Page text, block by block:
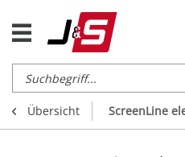
Übersicht ScreenLine